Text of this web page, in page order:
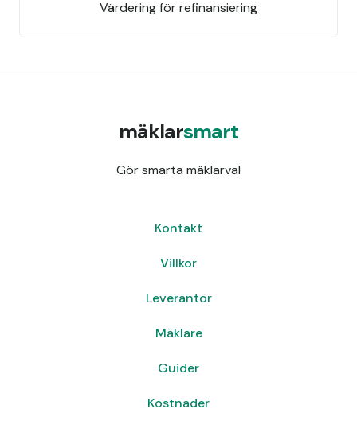
Värdering för refinansiering
mäklarsmart
Gör smarta mäklarval
Kontakt
Villkor
Leverantör
Mäklare
Guider
Kostnader